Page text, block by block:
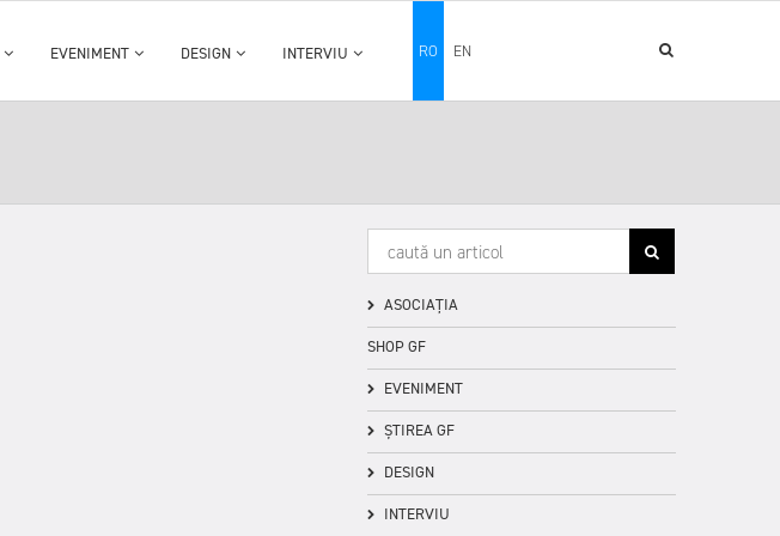
EVENIMENT DESIGN INTERVIU RO EN
ASOCIAȚIA
SHOP GF
EVENIMENT
ȘTIREA GF
DESIGN
INTERVIU